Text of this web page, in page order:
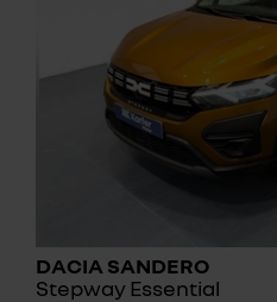
DACIA SANDERO
Stepway Essential